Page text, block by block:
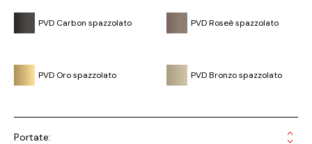
PVD Carbon spazzolato PVD Roseè spazzolato
PVD Oro spazzolato PVD Bronzo spazzolato
Portate: